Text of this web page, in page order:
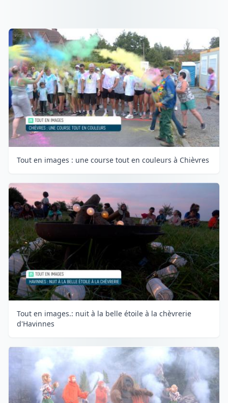
Tout en images : une course tout en couleurs à Chièvres
Tout en images.: nuit à la belle étoile à la chèvrerie
d'Havinnes